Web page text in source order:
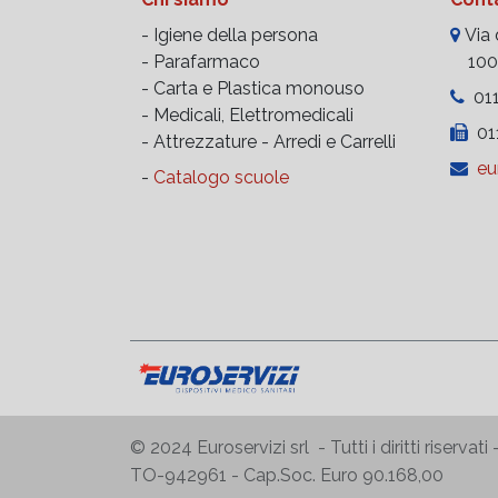
- Igiene della persona
- Parafarmaco
- Carta e Plastica monouso
- Medicali, Elettromedicali
- Attrezzature - Arredi e Carrelli
- Catalogo scuole
Via
© 2024 Euroservizi srl - Tutti i diritti riservati
TO-942961 - Cap.Soc. Euro 90.168,00